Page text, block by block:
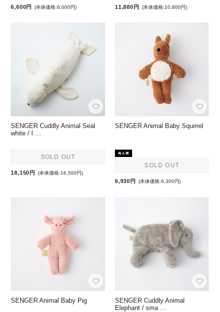
6,600円 (本体価格:6,000円) 11,880円 (本体価格:10,800円)
SENGER Cuddly Animal Seal
white / l …
SOLD OUT
18,150円 (本体価格:16,500円)
SENGER Animal Baby Squirrel
SOLD OUT
6,930円 (本体価格:6,300円)
SENGER Animal Baby Pig
SENGER Cuddly Animal
Elephant / sma …